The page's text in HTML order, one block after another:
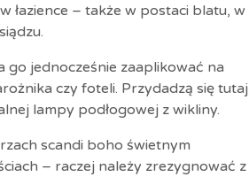
łazience – także w postaci blatu, w
go jednocześnie zaaplikować na
czy foteli. Przydadzą się tutaj
lampy podłogowej z wikliny.
scandi boho świetnym
– raczej należy zrezygnować z